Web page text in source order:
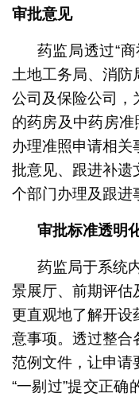
审批意见
药监局透过“
土地工务局、消
公司及保险公司，
的药房及中药房准
办理准照申请相关
批意见、跟进补遗
个部门办理及跟进
审批标准透明
药监局于系统
景展厅、前期评估
更直观地了解开设
意事项。透过整合
范例文件，让申请
“一剔过”提交正